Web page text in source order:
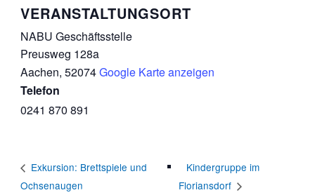
VERANSTALTUNGSORT
NABU Geschäftsstelle
Preusweg 128a
Aachen, 52074Google Karte anzeigen
Telefon
0241 870 891
Exkursion: Brettspiele und
Ochsenaugen
Kindergruppe im
Floriansdorf